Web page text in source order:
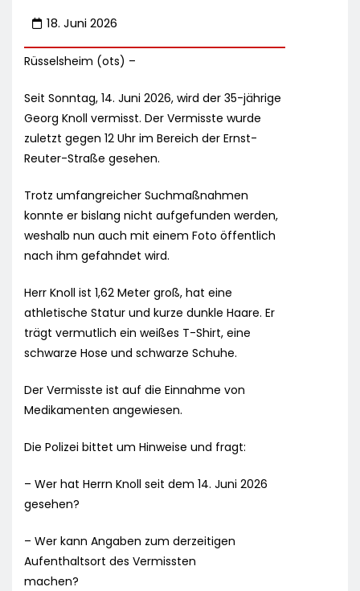
18. Juni 2026
Rüsselsheim (ots) –
Seit Sonntag, 14. Juni 2026, wird der 35-jährige
Georg Knoll vermisst. Der Vermisste wurde
zuletzt gegen 12 Uhr im Bereich der Ernst-
Reuter-Straße gesehen.
Trotz umfangreicher Suchmaßnahmen
konnte er bislang nicht aufgefunden werden,
weshalb nun auch mit einem Foto öffentlich
nach ihm gefahndet wird.
Herr Knoll ist 1,62 Meter groß, hat eine
athletische Statur und kurze dunkle Haare. Er
trägt vermutlich ein weißes T-Shirt, eine
schwarze Hose und schwarze Schuhe.
Der Vermisste ist auf die Einnahme von
Medikamenten angewiesen.
Die Polizei bittet um Hinweise und fragt:
– Wer hat Herrn Knoll seit dem 14. Juni 2026
gesehen?
– Wer kann Angaben zum derzeitigen
Aufenthaltsort des Vermissten
machen?